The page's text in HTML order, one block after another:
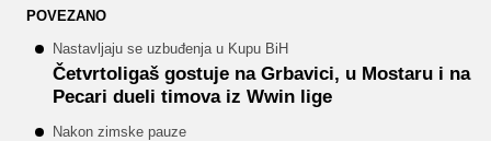
POVEZANO
Nastavljaju se uzbuđenja u Kupu BiH
Četvrtoligaš gostuje na Grbavici, u Mostaru i na
Pecari dueli timova iz Wwin lige
Nakon zimske pauze